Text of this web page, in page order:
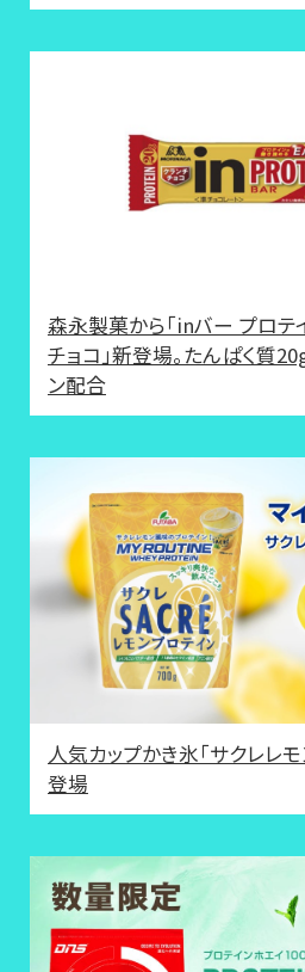
森永製菓から「inバー プロテ
チョコ」新登場。たんぱく質
ン配合
人気カップかき氷「サクレレ
登場